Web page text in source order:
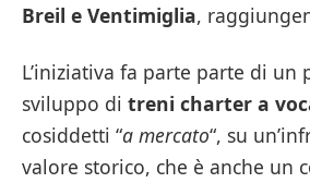
Breil e Ventimiglia,
L’iniziativa fa parte parte di un
sviluppo di treni charter a
cosiddetti “a mercato“, su
valore storico, che è anche un